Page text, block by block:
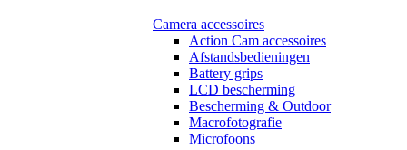
Camera accessoires
Action Cam accessoires
Afstandsbedieningen
Battery grips
LCD bescherming
Bescherming & Outdoor
Macrofotografie
Microfoons